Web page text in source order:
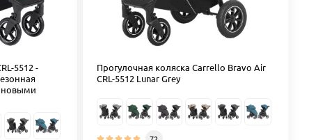
5512 -
Прогулочная коляска Carrello Bravo Air
CRL-5512 Lunar Grey